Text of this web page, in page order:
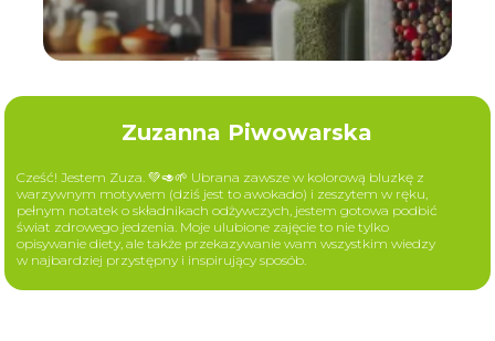
Zuzanna Piwowarska
Cześć! Jestem Zuza. 💚🥑🌱 Ubrana zawsze w kolorową bluzkę z
warzywnym motywem (dziś jest to awokado) i zeszytem w ręku,
pełnym notatek o składnikach odżywczych, jestem gotowa podbić
świat zdrowego jedzenia. Moje ulubione zajęcie to nie tylko
opisywanie diety, ale także przekazywanie wam wszystkim wiedzy
w najbardziej przystępny i inspirujący sposób.